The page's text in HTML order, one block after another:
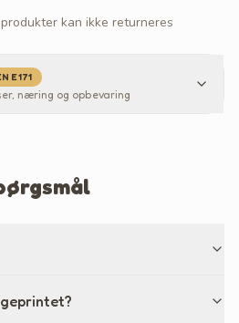
kan ikke returneres
E171
næring og opbevaring